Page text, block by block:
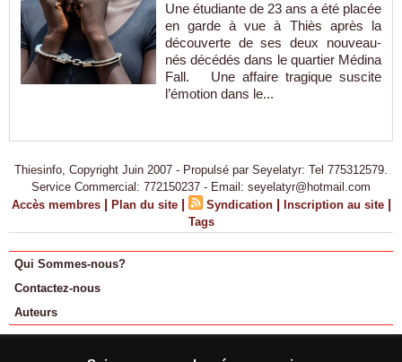
Une étudiante de 23 ans a été placée
en garde à vue à Thiès après la
découverte de ses deux nouveau-
nés décédés dans le quartier Médina
Fall. Une affaire tragique suscite
l’émotion dans le...
Thiesinfo, Copyright Juin 2007 - Propulsé par Seyelatyr: Tel 775312579.
Service Commercial: 772150237 - Email: seyelatyr@hotmail.com
Accès membres | Plan du site | Syndication | Inscription au site |
Tags
Qui Sommes-nous?
Contactez-nous
Auteurs